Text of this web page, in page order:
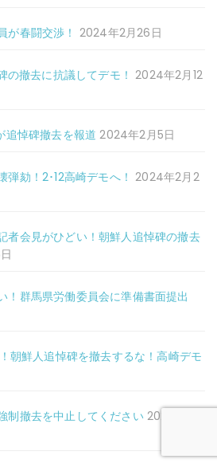
が春闘交渉！ 2024年2月26日
の撤去に抗議してデモ！ 2024年2月12
追悼碑撤去を報道 2024年2月5日
劾！2･12高崎デモへ！ 2024年2月2
者会見がひどい！朝鮮人追悼碑の撤去
！群馬県労働委員会に準備書面提出
朝鮮人追悼碑を撤去するな！高崎デモ
制撤去を中止してください 2024年1月